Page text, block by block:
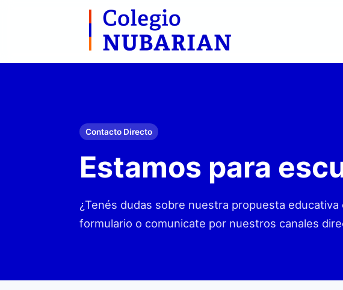
Contacto Directo
Estamos para
¿Tenés dudas sobre nuestra propuesta
formulario o comunicate por nuestros canales